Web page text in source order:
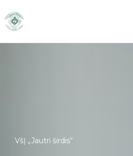
prie
turinio
VšĮ „Jautri širdis“